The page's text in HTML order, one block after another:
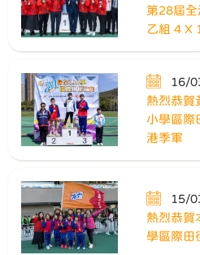
第28屆
乙組 4 X
16/
熱烈恭賀
小學區際
港季軍
15/
熱烈恭賀
學區際田